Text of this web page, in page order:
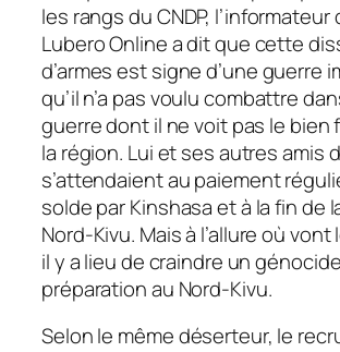
les rangs du CNDP, l’informateur
Lubero Online a dit que cette
d’armes est signe d’une guerre
qu’il n’a pas voulu combattre
guerre dont il ne voit pas le bien
la région. Lui et ses autres amis
s’attendaient au paiement
solde par Kinshasa et à la fin de
Nord-Kivu. Mais à l’allure où
il y a lieu de craindre un
préparation au Nord-Kivu.
Selon le même déserteur, le